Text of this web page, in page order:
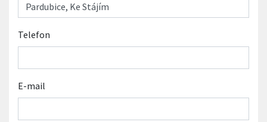
Telefon
E-mail